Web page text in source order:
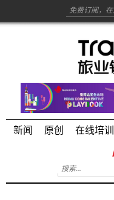
新闻 原创 在线培训